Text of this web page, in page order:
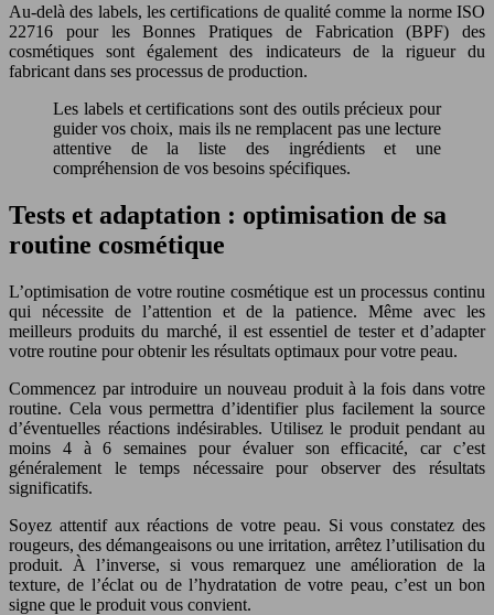
Au-delà des labels, les certifications de qualité comme la norme ISO
22716 pour les Bonnes Pratiques de Fabrication (BPF) des
cosmétiques sont également des indicateurs de la rigueur du
fabricant dans ses processus de production.
Les labels et certifications sont des outils précieux pour
guider vos choix, mais ils ne remplacent pas une lecture
attentive de la liste des ingrédients et une
compréhension de vos besoins spécifiques.
Tests et adaptation : optimisation de sa
routine cosmétique
L’optimisation de votre routine cosmétique est un processus continu
qui nécessite de l’attention et de la patience. Même avec les
meilleurs produits du marché, il est essentiel de tester et d’adapter
votre routine pour obtenir les résultats optimaux pour votre peau.
Commencez par introduire un nouveau produit à la fois dans votre
routine. Cela vous permettra d’identifier plus facilement la source
d’éventuelles réactions indésirables. Utilisez le produit pendant au
moins 4 à 6 semaines pour évaluer son efficacité, car c’est
généralement le temps nécessaire pour observer des résultats
significatifs.
Soyez attentif aux réactions de votre peau. Si vous constatez des
rougeurs, des démangeaisons ou une irritation, arrêtez l’utilisation du
produit. À l’inverse, si vous remarquez une amélioration de la
texture, de l’éclat ou de l’hydratation de votre peau, c’est un bon
signe que le produit vous convient.